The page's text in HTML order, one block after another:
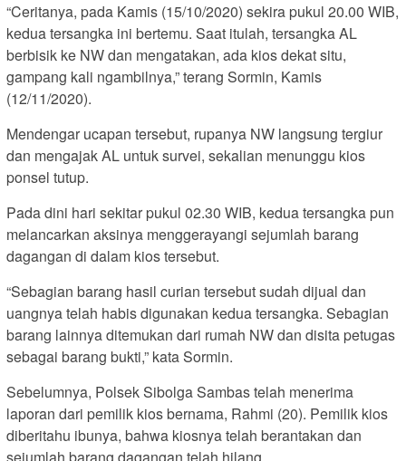
“Ceritanya, pada Kamis (15/10/2020) sekira pukul 20.00 WIB,
kedua tersangka ini bertemu. Saat itulah, tersangka AL
berbisik ke NW dan mengatakan, ada kios dekat situ,
gampang kali ngambilnya,” terang Sormin, Kamis
(12/11/2020).
Mendengar ucapan tersebut, rupanya NW langsung tergiur
dan mengajak AL untuk survei, sekalian menunggu kios
ponsel tutup.
Pada dini hari sekitar pukul 02.30 WIB, kedua tersangka pun
melancarkan aksinya menggerayangi sejumlah barang
dagangan di dalam kios tersebut.
“Sebagian barang hasil curian tersebut sudah dijual dan
uangnya telah habis digunakan kedua tersangka. Sebagian
barang lainnya ditemukan dari rumah NW dan disita petugas
sebagai barang bukti,” kata Sormin.
Sebelumnya, Polsek Sibolga Sambas telah menerima
laporan dari pemilik kios bernama, Rahmi (20). Pemilik kios
diberitahu ibunya, bahwa kiosnya telah berantakan dan